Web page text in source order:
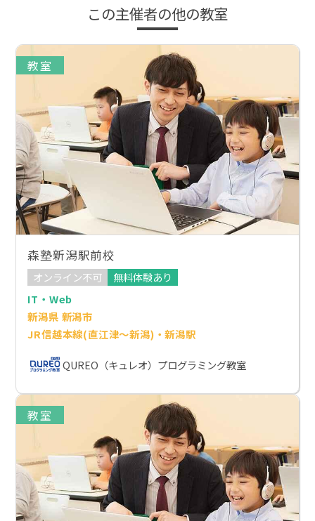
この主催者の他の教室
教室
森塾新潟駅前校
オンライン不可
無料体験あり
IT・Web
新潟県 新潟市
JR信越本線(直江津～新潟)・新潟駅
QUREO（キュレオ）プログラミング教室
教室